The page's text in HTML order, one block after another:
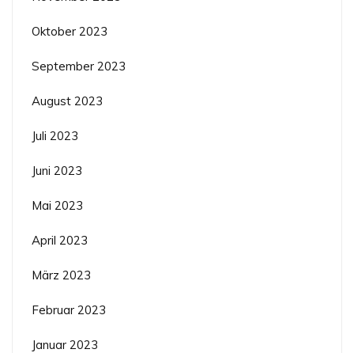
Oktober 2023
September 2023
August 2023
Juli 2023
Juni 2023
Mai 2023
April 2023
März 2023
Februar 2023
Januar 2023